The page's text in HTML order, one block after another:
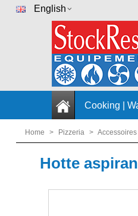
English
Cooking |
Home > Pizzeria >
Hotte